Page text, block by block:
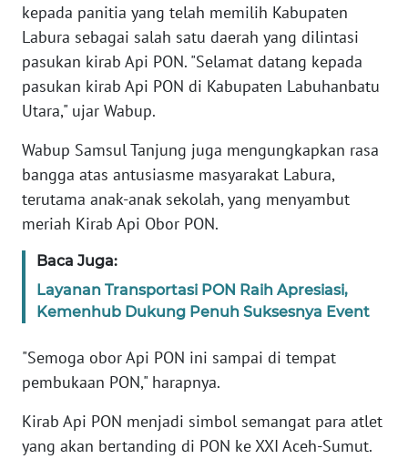
kepada panitia yang telah memilih Kabupaten
Labura sebagai salah satu daerah yang dilintasi
pasukan kirab Api PON. "Selamat datang kepada
pasukan kirab Api PON di Kabupaten Labuhanbatu
Utara," ujar Wabup.
Wabup Samsul Tanjung juga mengungkapkan rasa
bangga atas antusiasme masyarakat Labura,
terutama anak-anak sekolah, yang menyambut
meriah Kirab Api Obor PON.
Baca Juga:
Layanan Transportasi PON Raih Apresiasi,
Kemenhub Dukung Penuh Suksesnya Event
"Semoga obor Api PON ini sampai di tempat
pembukaan PON," harapnya.
Kirab Api PON menjadi simbol semangat para atlet
yang akan bertanding di PON ke XXI Aceh-Sumut.
WN
SULBAR
WN
WN
WN
SUMSEL
WN
BENGKULU
LAMPUNG
WN
JATENG